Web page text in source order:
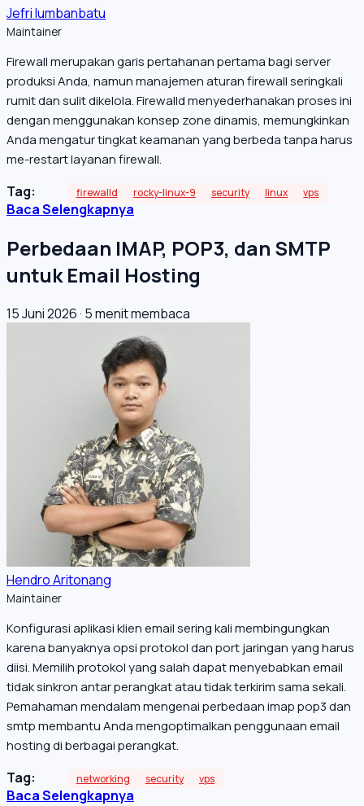
Jefri lumbanbatu
Maintainer
Firewall merupakan garis pertahanan pertama bagi server
produksi Anda, namun manajemen aturan firewall seringkali
rumit dan sulit dikelola. Firewalld menyederhanakan proses ini
dengan menggunakan konsep zone dinamis, memungkinkan
Anda mengatur tingkat keamanan yang berbeda tanpa harus
me-restart layanan firewall.
Tag: firewalld rocky-linux-9 security linux vps
Baca Selengkapnya
Perbedaan IMAP, POP3, dan SMTP
untuk Email Hosting
15 Juni 2026· 5 menit membaca
Hendro Aritonang
Maintainer
Konfigurasi aplikasi klien email sering kali membingungkan
karena banyaknya opsi protokol dan port jaringan yang harus
diisi. Memilih protokol yang salah dapat menyebabkan email
tidak sinkron antar perangkat atau tidak terkirim sama sekali.
Pemahaman mendalam mengenai perbedaan imap pop3 dan
smtp membantu Anda mengoptimalkan penggunaan email
hosting di berbagai perangkat.
Tag: networking security vps
Baca Selengkapnya